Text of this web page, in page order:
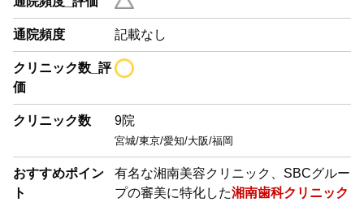
通院頻度 記載なし
クリニック数_評
価
クリニック数 9院
宮城/東京/愛知/大阪/福岡
おすすめポイン
ト
有名な湘南美容クリニック、SBCグルー
プの審美に特化した湘南歯科クリニック